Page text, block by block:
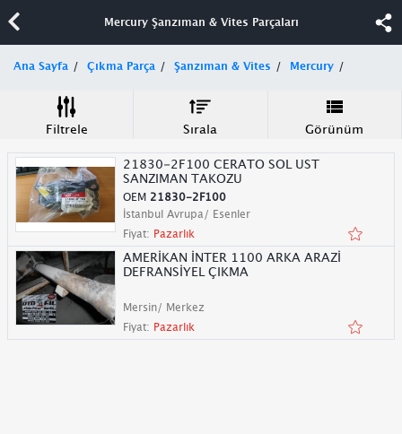
Mercury Şanzıman & Vites Parçaları
Ana Sayfa Çıkma Parça Şanzıman & Vites Mercury
Filtrele Sırala Görünüm
21830-2F100 CERATO SOL UST
SANZIMAN TAKOZU
OEM 21830-2F100
İstanbul Avrupa/ Esenler
Fiyat: Pazarlık
AMERİKAN İNTER 1100 ARKA ARAZİ
DEFRANSİYEL ÇIKMA
Mersin/ Merkez
Fiyat: Pazarlık